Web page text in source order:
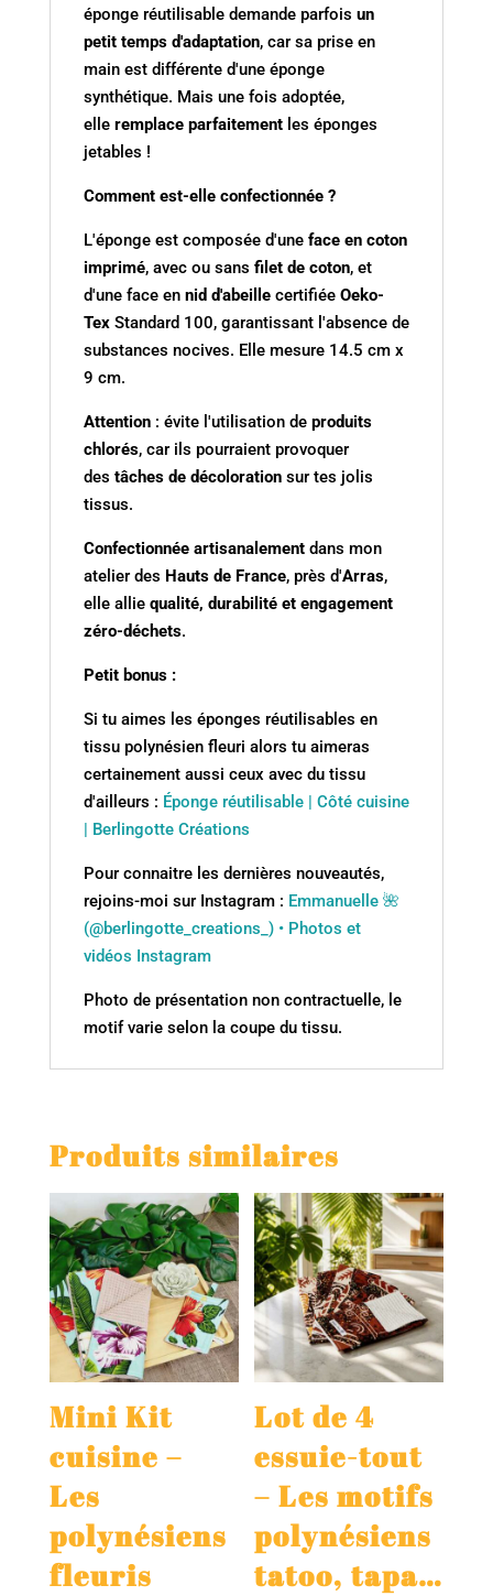
éponge réutilisable demande parfois un
petit temps d'adaptation, car sa prise en
main est différente d'une éponge
synthétique. Mais une fois adoptée,
elle remplace parfaitementles éponges
jetables !
Comment est-elle confectionnée ?
L'éponge est composée d'uneface en coton
imprimé, avec ou sans filet de coton, et
d'une face en nid d'abeillecertifiée Oeko-
Tex Standard 100, garantissant l'absence de
substances nocives. Elle mesure 14.5 cm x
9 cm.
Attention: évite l'utilisation de produits
chlorés, car ils pourraient provoquer
des tâches de décolorationsur tes jolis
tissus.
Confectionnée artisanalementdans mon
atelier des Hauts de France, près d'Arras,
elle allie qualité, durabilité et engagement
zéro-déchets.
Petit bonus :
Si tu aimes les éponges réutilisables en
tissu polynésien fleuri alors tu aimeras
certainement aussi ceux avec du tissu
d'ailleurs : Éponge réutilisable | Côté cuisine
| Berlingotte Créations
Pour connaitre les dernières nouveautés,
rejoins-moi sur Instagram : Emmanuelle 🌺
(@berlingotte_creations_) • Photos et
vidéos Instagram
Photo de présentation non contractuelle, le
motif varie selon la coupe du tissu.
Produits similaires
Mini Kit
cuisine –
Les
polynésiens
fleuris
Lot de 4
essuie-tout
– Les motifs
polynésiens
tatoo, tapa…